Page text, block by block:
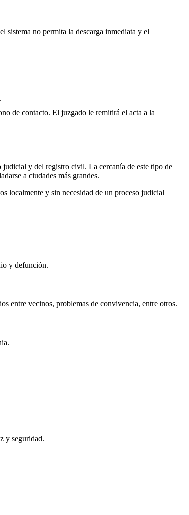
no permita la descarga inmediata y el
de contacto. El juzgado le remitirá el acta a la
judicial y del registro civil. La cercanía de este tipo de
a ciudades más grandes.
localmente y sin necesidad de un proceso judicial
y defunción.
entre vecinos, problemas de convivencia, entre otros.
y seguridad.